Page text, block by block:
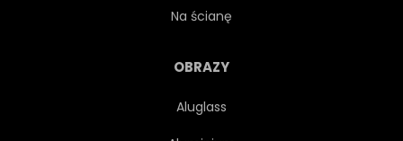
Na ścianę
OBRAZY
Aluglass